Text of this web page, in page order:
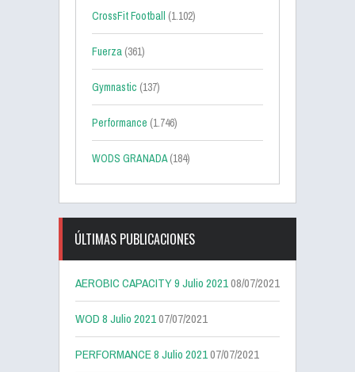
CrossFit Football (1.102)
Fuerza (361)
Gymnastic (137)
Performance (1.746)
WODS GRANADA(184)
ÚLTIMAS PUBLICACIONES
AEROBIC CAPACITY 9 Julio 202108/07/2021
WOD 8 Julio 202107/07/2021
PERFORMANCE 8 Julio 202107/07/2021